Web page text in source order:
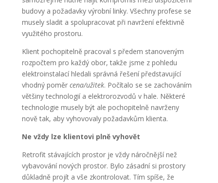
budovy a požadavky výrobní linky. Všechny profese se
musely sladit a spolupracovat při navržení efektivně
využitého prostoru.
Klient pochopitelně pracoval s předem stanoveným
rozpočtem pro každý obor, takže jsme z pohledu
elektroinstalací hledali správná řešení představující
vhodný poměr cena/užitek. Počítalo se se zachováním
většiny technologií a elektrorozvodů v hale. Některé
technologie musely být ale pochopitelně navrženy
nově tak, aby vyhovovaly požadavkům klienta.
Ne vždy lze klientovi plně vyhovět
Retrofit stávajících prostor je vždy náročnější než
vybavování nových prostor. Bylo zásadní si prostory
důkladně projít a vše zkontrolovat. Tím spíše, že